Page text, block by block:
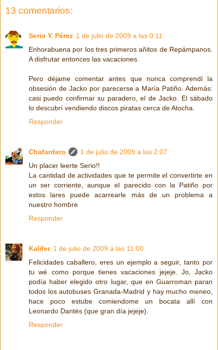
13 comentarios:
Serio Y. Pérez 1 de julio de 2009 a las 0:11
Enhorabuena por los tres primeros añitos de Repámpanos.
A disfrutar entonces las vacaciones.
Pero déjame comentar antes que nunca comprendí la
obsesión de Jacko por parecerse a María Patiño. Además:
casi puedo confirmar su paradero, el de Jacko. El sábado
lo descubrí vendiendo discos piratas cerca de Atocha.
Responder
Chafardero
1 de julio de 2009 a las 2:07
Un placer leerte Serio!!
La cantidad de actividades que te permite el convertirte en
un ser corriente, aunque el parecido con la Patiño por
estos lares puede acarrearle más de un problema a
nuestro hombre
Responder
Kalifer 1 de julio de 2009 a las 11:00
Felicidades caballero, eres un ejemplo a seguir, tanto por
tu wé como porque tienes vacaciones jejeje. Jo, Jacko
podía haber elegido otro lugar, que en Guarroman paran
todos los autobuses Granada-Madrid y hay mucho meneo,
hace poco estube comiendome un bocata allí con
Leonardo Dantés (que gran día jejeje).
Responder